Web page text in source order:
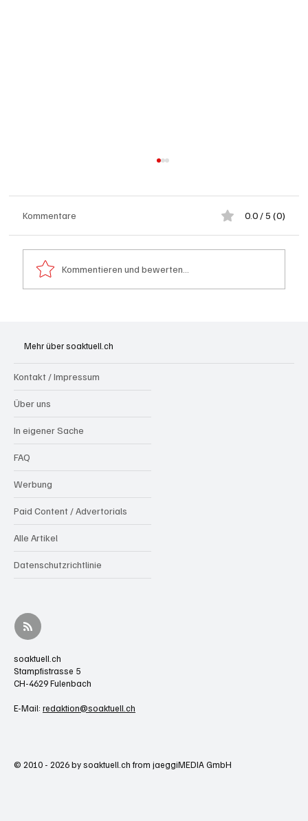
Kommentare 0.0 / 5 (0)
Kommentieren und bewerten...
Mehr über soaktuell.ch
Kontakt / Impressum
Über uns
In eigener Sache
FAQ
Werbung
Paid Content / Advertorials
Alle Artikel
Datenschutzrichtlinie
soaktuell.ch
Stampfistrasse 5
CH-4629 Fulenbach
E-Mail: redaktion@soaktuell.ch
© 2010 - 2026 by soaktuell.ch from jaeggiMEDIA GmbH